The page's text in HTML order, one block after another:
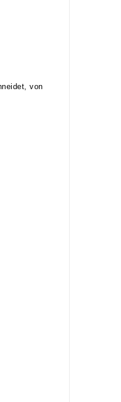
von